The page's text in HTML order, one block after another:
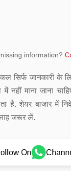
information?
सिर्फ जानकारी के
माना जाना
है. शेयर बाजार में
जरूर लें.
On